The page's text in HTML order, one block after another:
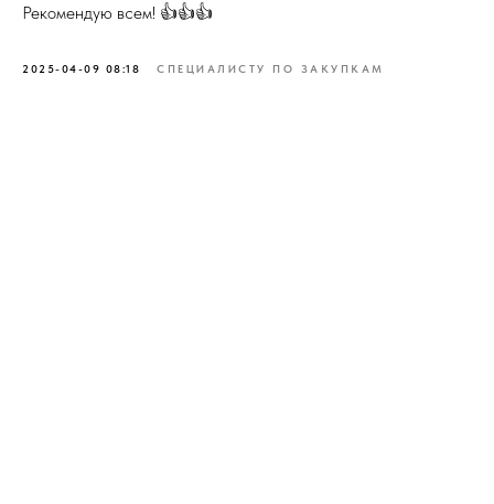
Рекомендую всем! 👍👍👍
2025-04-09 08:18 СПЕЦИАЛИСТУ ПО ЗАКУПКАМ